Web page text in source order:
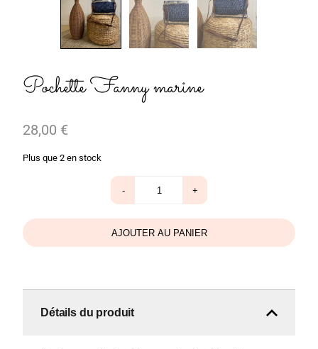
Pochette Fanny marine
28,00 €
Plus que 2 en stock
de
Pochette
Fanny
marine
- +
AJOUTER AU PANIER
Détails du produit